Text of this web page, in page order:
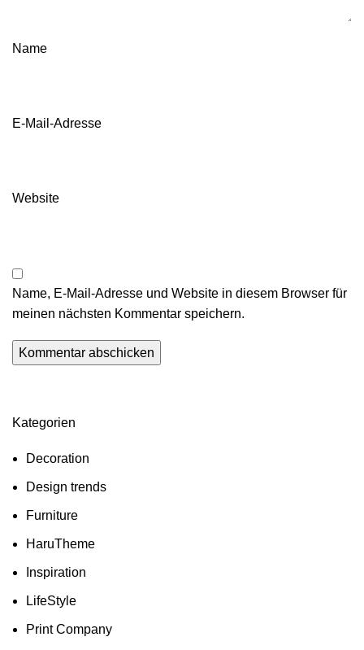
Name
E-Mail-Adresse
Website
Name, E-Mail-Adresse und Website in diesem Browser für
meinen nächsten Kommentar speichern.
Kategorien
Decoration
Design trends
Furniture
HaruTheme
Inspiration
LifeStyle
Print Company